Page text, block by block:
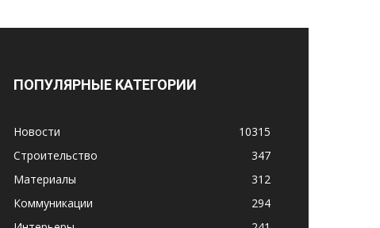
ПОПУЛЯРНЫЕ КАТЕГОРИИ
Новости
10315
Строительство
347
Материалы
312
Коммуникации
294